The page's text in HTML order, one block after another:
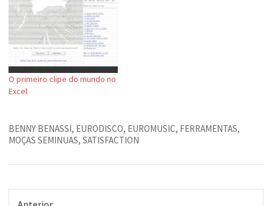
O primeiro clipe do mundo no
Excel
BENNY BENASSI, EURODISCO, EUROMUSIC, FERRAMENTAS,
MOÇAS SEMINUAS, SATISFACTION